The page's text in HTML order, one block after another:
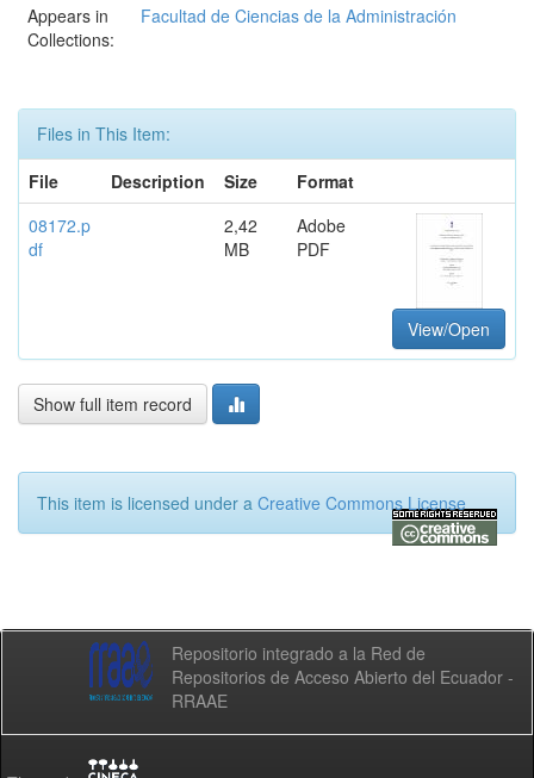
Appears in
Collections:
Facultad de Ciencias de la Administración
Files in This Item:
File
Description Size
Format
08172.p
df
2,42
MB
Adobe
PDF
View/Open
Show full item record
This item is licensed under a Creative Commons License
Repositorio integrado a la Red de
Repositorios de Acceso Abierto del Ecuador -
RRAAE